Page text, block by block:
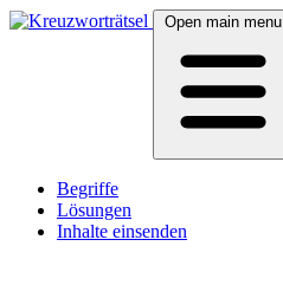
Open main menu
Begriffe
Lösungen
Inhalte einsenden